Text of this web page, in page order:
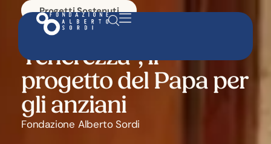
Progetti Sostenuti
“Maestri della
Tenerezza”, il
progetto del Papa per
gli anziani
Fondazione Alberto Sordi